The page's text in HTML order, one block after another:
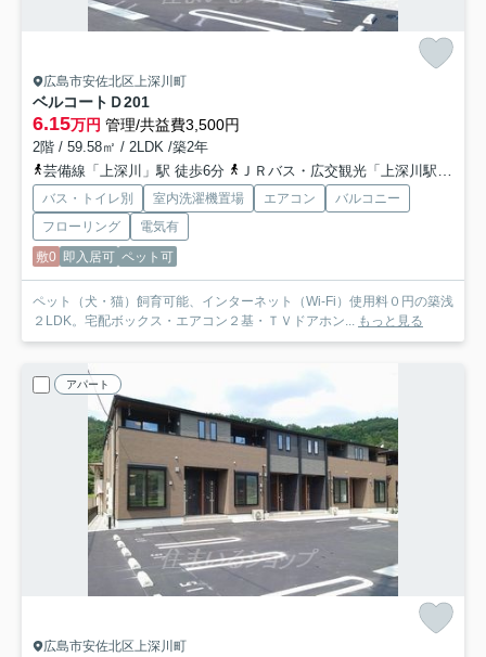
広島市安佐北区上深川町
ベルコートＤ201
6.15万円 管理/共益費3,500円
2階 / 59.58㎡ / 2LDK /築2年
芸備線「上深川」駅 徒歩6分
ＪＲバス・広交観光「上深川駅前バス停」バス停下車 徒歩6分
バス・トイレ別 室内洗濯機置場 エアコン
バルコニー
フローリング
電気有
敷0 即入居可 ペット可
ペット（犬・猫）飼育可能、インターネット（Wi-Fi）使用料０円の築浅
２LDK。宅配ボックス・エアコン２基・ＴＶドアホン... もっと見る
アパート
広島市安佐北区上深川町